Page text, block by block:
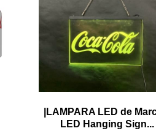
|LAMPARA LED de
LED Hanging Sign...